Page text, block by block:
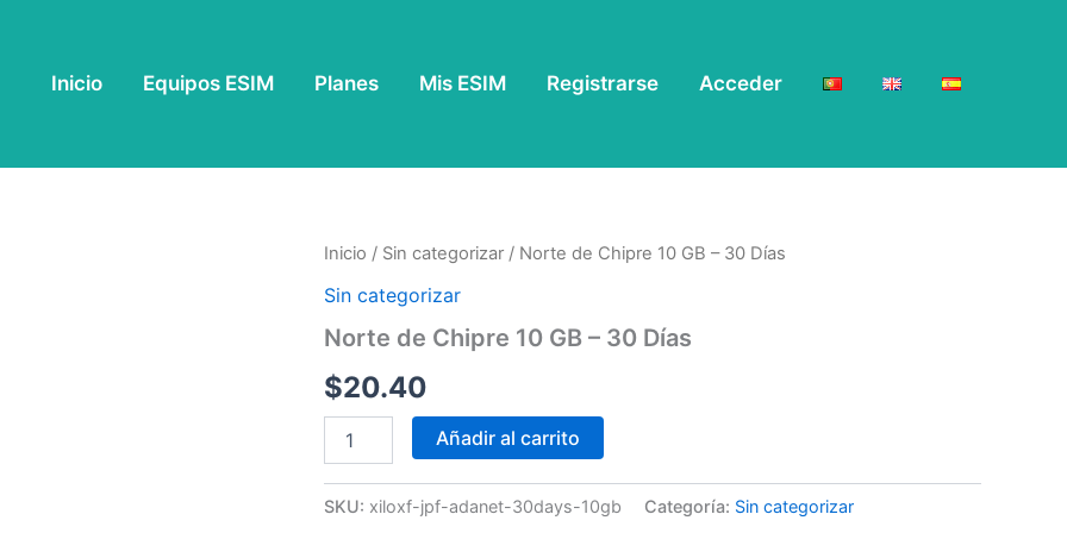
Inicio Equipos ESIM Planes Mis ESIM Registrarse Acceder
Inicio / Sin categorizar / Norte de Chipre 10 GB – 30 Días
Sin categorizar
Norte de Chipre 10 GB – 30 Días
$20.40
Norte
Chipre
GB
30
Días
cantidad
Añadir al carrito
SKU: xiloxf-jpf-adanet-30days-10gb Categoría: Sin categorizar